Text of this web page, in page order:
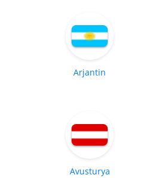
Arjantin
Avusturya